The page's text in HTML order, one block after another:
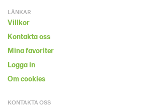
LÄNKAR
Villkor
Kontakta oss
Mina favoriter
Logga in
Om cookies
KONTAKTA OSS